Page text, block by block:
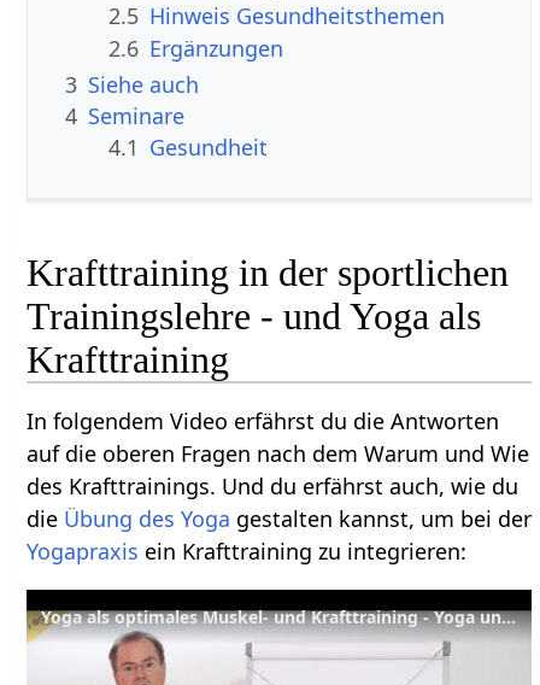
2.5 Hinweis Gesundheitsthemen
2.6 Ergänzungen
3 Siehe auch
4 Seminare
4.1 Gesundheit
Krafttraining in der sportlichen
Trainingslehre - und Yoga als
Krafttraining
In folgendem Video erfährst du die Antworten
auf die oberen Fragen nach dem Warum und Wie
des Krafttrainings. Und du erfährst auch, wie du
die Übung des Yoga gestalten kannst, um bei der
Yogapraxis ein Krafttraining zu integrieren:
Yoga als optimales Muskel- und Krafttraining - Yoga und Sport 3 –YVS326